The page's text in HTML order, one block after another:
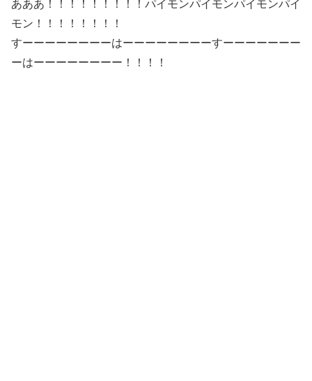
あああ！！！！！！！！！パイモンパイモンパイモンパイ
モン！！！！！！！！
すーーーーーーーーはーーーーーーーーすーーーーーーー
ーはーーーーーーーー！！！！